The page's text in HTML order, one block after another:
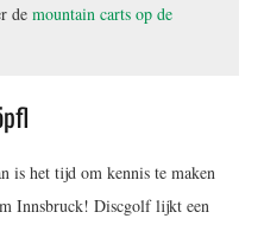
de mountain carts op de
is het tijd om kennis te maken
Innsbruck! Discgolf lijkt een